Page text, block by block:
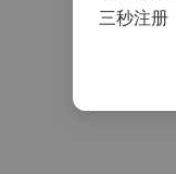
三秒注册